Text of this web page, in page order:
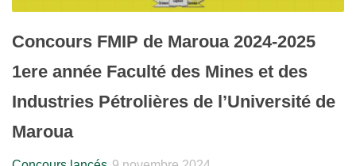
Concours FMIP de Maroua 2024-2025
1ere année Faculté des Mines et des
Industries Pétrolières de l’Université de
Maroua